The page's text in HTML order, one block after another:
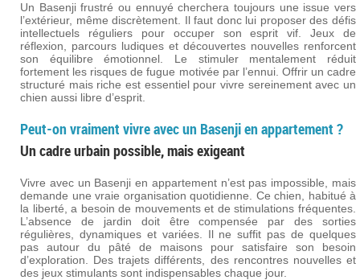
Un Basenji frustré ou ennuyé cherchera toujours une issue vers
l’extérieur, même discrètement. Il faut donc lui proposer des défis
intellectuels réguliers pour occuper son esprit vif. Jeux de
réflexion, parcours ludiques et découvertes nouvelles renforcent
son équilibre émotionnel. Le stimuler mentalement réduit
fortement les risques de fugue motivée par l’ennui. Offrir un cadre
structuré mais riche est essentiel pour vivre sereinement avec un
chien aussi libre d’esprit.
Peut-on vraiment vivre avec un Basenji en appartement ?
Un cadre urbain possible, mais exigeant
Vivre avec un Basenji en appartement n’est pas impossible, mais
demande une vraie organisation quotidienne. Ce chien, habitué à
la liberté, a besoin de mouvements et de stimulations fréquentes.
L’absence de jardin doit être compensée par des sorties
régulières, dynamiques et variées. Il ne suffit pas de quelques
pas autour du pâté de maisons pour satisfaire son besoin
d’exploration. Des trajets différents, des rencontres nouvelles et
des jeux stimulants sont indispensables chaque jour.